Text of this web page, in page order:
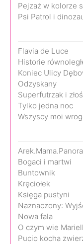
Pejzaż w kolorze
Psi Patrol i
Flavia de Luce
Historie
Koniec Ulicy
Odzyskany
Superfutrzak i
Tylko jedna noc
Wszyscy moi
Bogaci i martwi
Buntownik
Kręciołek
Księga pustyni
Naznaczony:
Nowa fala
O czym wie
Pucio kocha